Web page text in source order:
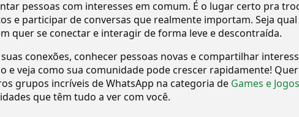
pessoas com interesses em comum. É o lugar certo pra
e participar de conversas que realmente importam. Seja
quer se conectar e interagir de forma leve e descontraída.
conexões, conhecer pessoas novas e compartilhar
e veja como sua comunidade pode crescer rapidamente! Quer
grupos incríveis de WhatsApp na categoria de Games e Jogos
que têm tudo a ver com você.